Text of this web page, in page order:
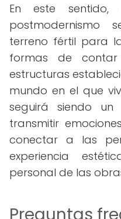
En este
postmodernismo
terreno fértil para
formas de contar
estructuras
mundo en el que
seguirá siendo
transmitir
conectar a las
experiencia
personal de las